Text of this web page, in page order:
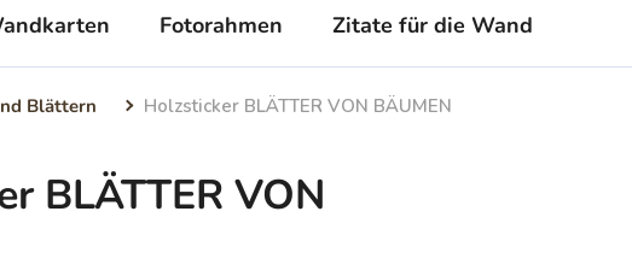
Fotorahmen Zitate für die Wand
Blättern Holzsticker BLÄTTER VON BÄUMEN
BLÄTTER VON